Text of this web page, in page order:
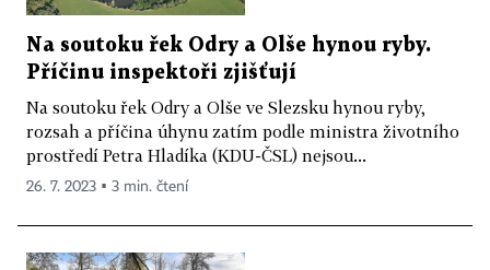
Na soutoku řek Odry a Olše hynou ryby.
Příčinu inspektoři zjišťují
Na soutoku řek Odry a Olše ve Slezsku hynou ryby,
rozsah a příčina úhynu zatím podle ministra životního
prostředí Petra Hladíka (KDU-ČSL) nejsou...
26. 7. 2023 ▪ 3 min. čtení